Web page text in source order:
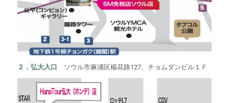
２．弘大入口 ソウル市麻浦区楊花路127、チョムダンビル１Ｆ